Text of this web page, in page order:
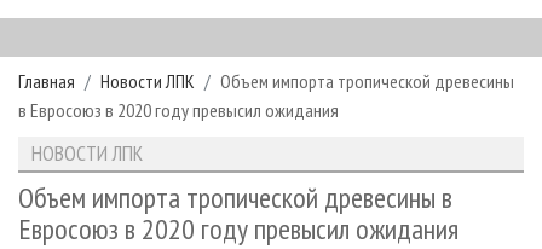
ГЛАВНАЯ
РУБРИКИ И ТЕМЫ
РУБРИКИ ЖУРНАЛА
ЛЕСОЗАГОТОВКА
ЛЕСОПИЛЕНИЕ
НОВОСТИ
НОВОСТИ ЛПК
НОВОСТИ ЖУРНАЛА
ПРОЕКТЫ ЛПИ
АНАЛИТИКА
ПРЕДПРИЯТИЯ ЛПК
АРХИВ
АРХИВ ЖУРНАЛОВ
О ЖУРНАЛЕ
Главная Новости ЛПК
Объем импорта тропической древесины
в Евросоюз в 2020 году превысил ожидания
НОВОСТИ ЛПК
Объем импорта тропической древесины в
Евросоюз в 2020 году превысил ожидания